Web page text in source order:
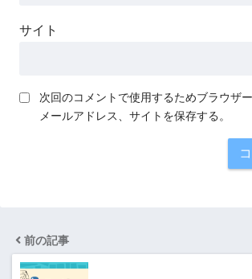
サイト
次回のコメントで使用するためブラウザ
メールアドレス、サイトを保存する。
前の記事